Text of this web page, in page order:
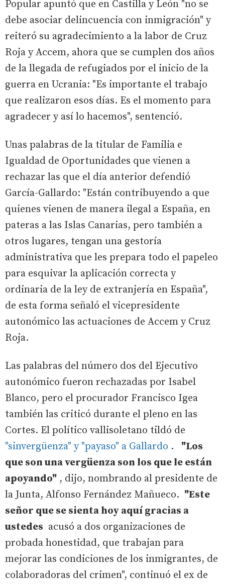
Popular apuntó que en Castilla y León "no se
debe asociar delincuencia con inmigración" y
reiteró su agradecimiento a la labor de Cruz
Roja y Accem, ahora que se cumplen dos años
de la llegada de refugiados por el inicio de la
guerra en Ucrania: "Es importante el trabajo
que realizaron esos días. Es el momento para
agradecer y así lo hacemos", sentenció.
Unas palabras de la titular de Familia e
Igualdad de Oportunidades que vienen a
rechazar las que el día anterior defendió
García-Gallardo: "Están contribuyendo a que
quienes vienen de manera ilegal a España, en
pateras a las Islas Canarias, pero también a
otros lugares, tengan una gestoría
administrativa que les prepara todo el papeleo
para esquivar la aplicación correcta y
ordinaria de la ley de extranjería en España",
de esta forma señaló el vicepresidente
autonómico las actuaciones de Accem y Cruz
Roja.
Las palabras del número dos del Ejecutivo
autonómico fueron rechazadas por Isabel
Blanco, pero el procurador Francisco Igea
también las criticó durante el pleno en las
Cortes. El político vallisoletano tildó de
"sinvergüenza" y "payaso" a Gallardo . "Los
que son una vergüenza son los que le están
apoyando" , dijo, nombrando al presidente de
la Junta, Alfonso Fernández Mañueco. "Este
señor que se sienta hoy aquí gracias a
ustedes acusó a dos organizaciones de
probada honestidad, que trabajan para
mejorar las condiciones de los inmigrantes, de
colaboradoras del crimen", continuó el ex de